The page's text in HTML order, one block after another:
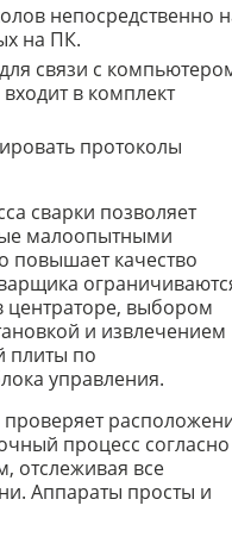
непосредственно
на ПК.
связи с
в комплект
протоколы
сварки позволяет
малоопытными
повышает качество
центраторе, выбором
и извлечением
плиты по
управления.
проверяет
процесс согласно
отслеживая все
Аппараты просты и